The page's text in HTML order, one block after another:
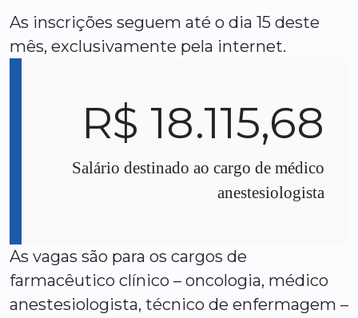
As inscrições seguem até o dia 15 deste
mês, exclusivamente pela internet.
R$ 18.115,68
Salário destinado ao cargo de médico
anestesiologista
As vagas são para os cargos de
farmacêutico clínico – oncologia, médico
anestesiologista, técnico de enfermagem –